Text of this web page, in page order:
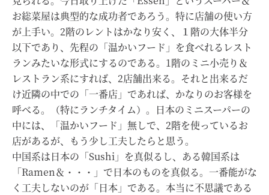
お総菜屋は典型的な成功者であろう。特に店舗の使い方
が上手い。2階のレントはかなり安く、１階の大体半分
以下であり、先程の「温かいフード」を食べれるレスト
ランみたいな形式にするのである。1階のミニ小売り＆
レストラン系にすれば、2店舗出来る。それと出来るだ
け近隣の中での「一番店」であれば、かなりのお客様を
呼べる。（特にランチタイム）。日本のミニスーパーの
中には、「温かいフード」無しで、2階を使っているお
店があるが、もう少し工夫したらと思う。
中国系は日本の「Sushi」を真似るし、ある韓国系は
「Ramen＆・・・」で日本のものを真似る。一番能がな
く工夫しないのが「日本」である。本当に不思議である